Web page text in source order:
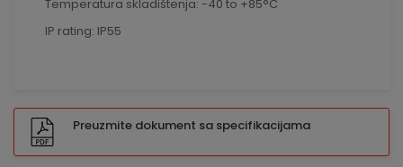
Temperatura skladištenja: -40 to +85°C
IP rating: IP55
Preuzmite dokument sa specifikacijama